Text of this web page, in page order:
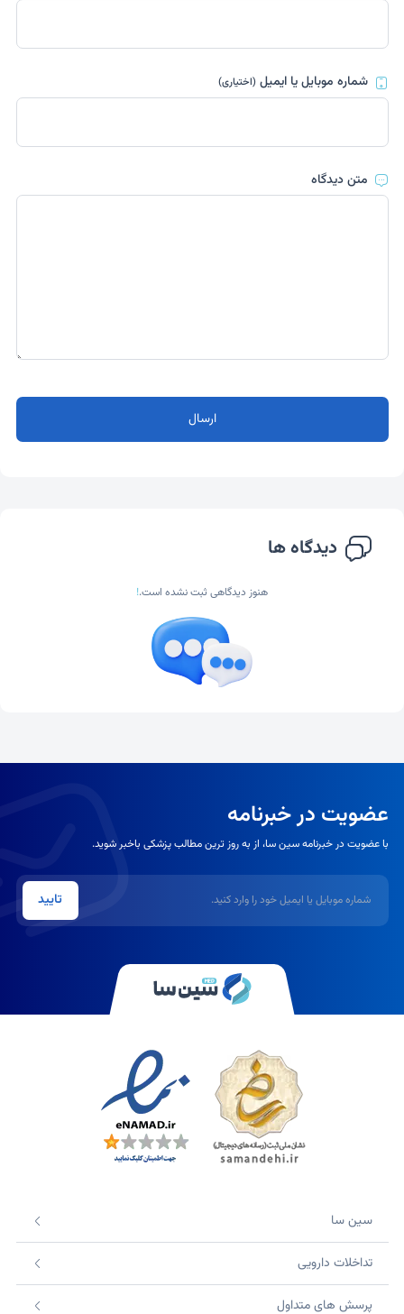
شماره موبایل یا ایمیل(اختیاری)
متن دیدگاه
ارسال
دیدگاه ها
هنوز دیدگاهی ثبت نشده است.!
عضویت در خبرنامه
با عضویت در خبرنامه سین سا، از به روز ترین مطالب پزشکی باخبر شوید.
شماره موبایل یا ایمیل
تایید
سین سا
تداخلات دارویی
پرسش های متداول